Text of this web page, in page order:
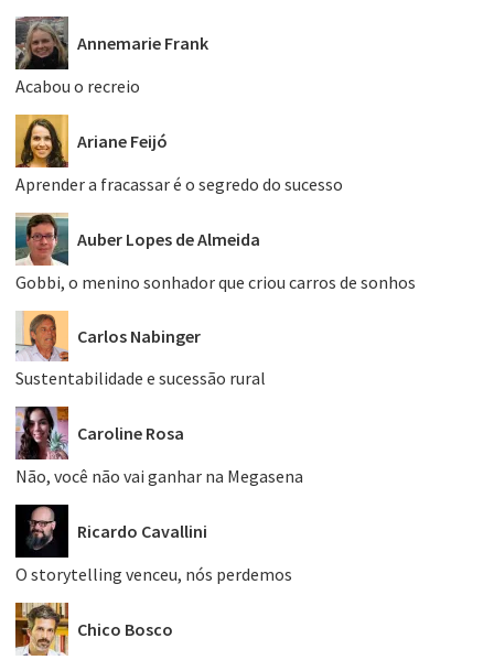
Annemarie Frank
Acabou o recreio
Ariane Feijó
Aprender a fracassar é o segredo do sucesso
Auber Lopes de Almeida
Gobbi, o menino sonhador que criou carros de sonhos
Carlos Nabinger
Sustentabilidade e sucessão rural
Caroline Rosa
Não, você não vai ganhar na Megasena
Ricardo Cavallini
O storytelling venceu, nós perdemos
Chico Bosco